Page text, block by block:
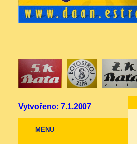
Vytvořeno: 7.1.2007
MENU